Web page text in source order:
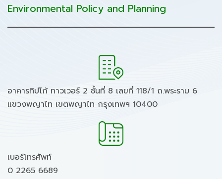
Environmental Policy and Planning
อาคารทิปโก้ ทาวเวอร์ 2 ชั้นที่ 8 เลขที่ 118/1 ถ.พระราม 6
แขวงพญาไท เขตพญาไท กรุงเทพฯ 10400
เบอร์โทรศัพท์
0 2265 6689